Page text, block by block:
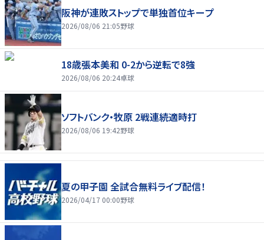
阪神が連敗ストップで単独首位キープ
2026/08/06 21:05野球
18歳張本美和 0-2から逆転で8強
2026/08/06 20:24卓球
ソフトバンク・牧原 2戦連続適時打
2026/08/06 19:42野球
夏の甲子園 全試合無料ライブ配信！
2026/04/17 00:00野球